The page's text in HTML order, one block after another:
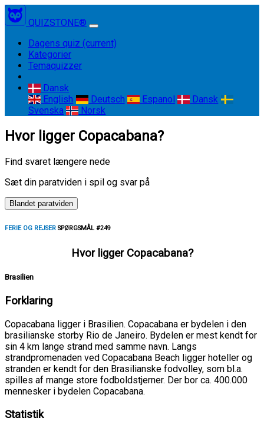
QUIZSTONE®
Dagens quiz (current)
Kategorier
Temaquizzer
Dansk
English
Deutsch Espanol
Dansk
Svenska
Norsk
Hvor ligger Copacabana?
Find svaret længere nede
Sæt din paratviden i spil og svar på
Blandet paratviden
FERIE OG REJSER SPØRGSMÅL #249
Hvor ligger Copacabana?
Brasilien
Forklaring
Copacabana ligger i Brasilien. Copacabana er bydelen i den
brasilianske storby Rio de Janeiro. Bydelen er mest kendt for
sin 4 km lange strand med samme navn. Langs
strandpromenaden ved Copacabana Beach ligger hoteller og
stranden er kendt for den Brasilianske fodvolley, som bl.a.
spilles af mange store fodboldstjerner. Der bor ca. 400.000
mennesker i bydelen Copacabana.
Statistik